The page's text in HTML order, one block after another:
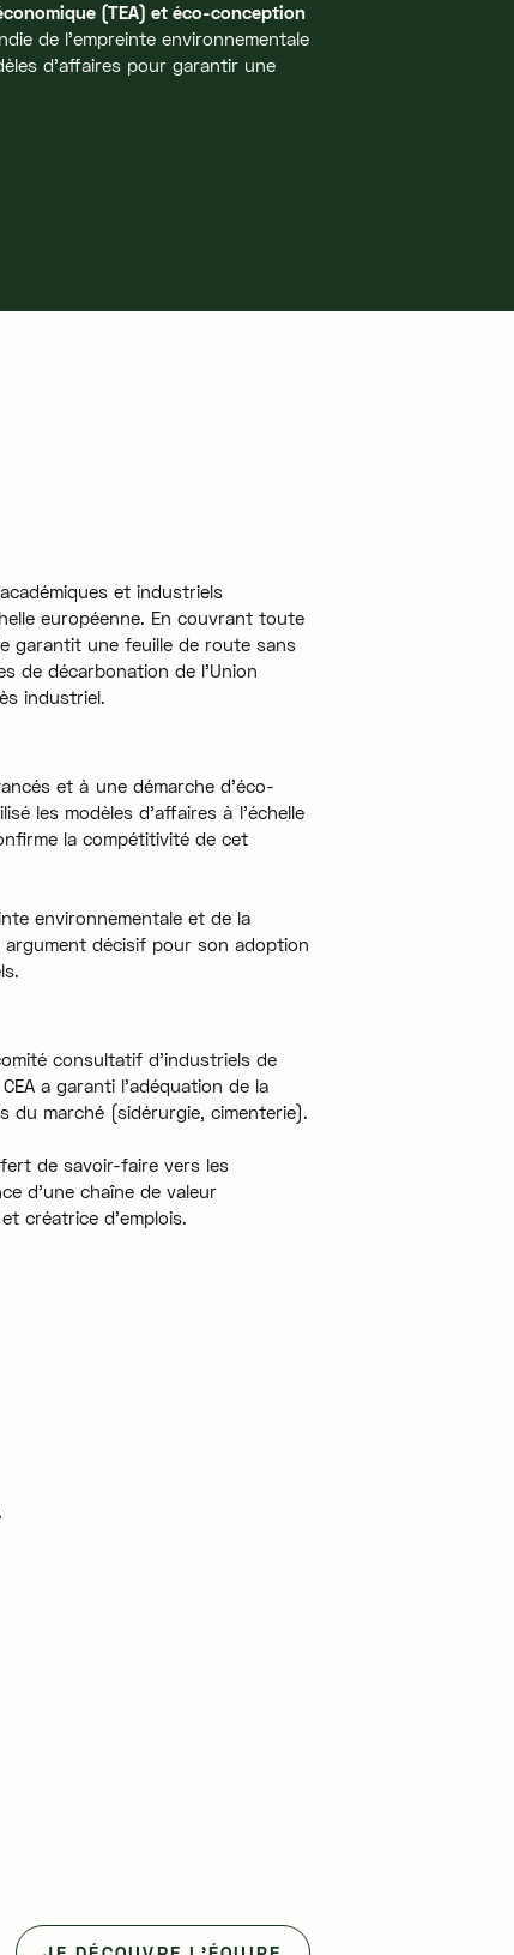
(TEA) et éco-conception
de l'empreinte environnementale
d'affaires pour garantir une
et industriels
européenne. En couvrant toute
garantit une feuille de route sans
de décarbonation de l'Union
industriel.
et à une démarche d'éco-
les modèles d'affaires à l'échelle
la compétitivité de cet
environnementale et de la
décisif pour son adoption
consultatif d'industriels de
a garanti l'adéquation de la
du marché (sidérurgie, cimenterie).
de savoir-faire vers les
d'une chaîne de valeur
créatrice d'emplois.